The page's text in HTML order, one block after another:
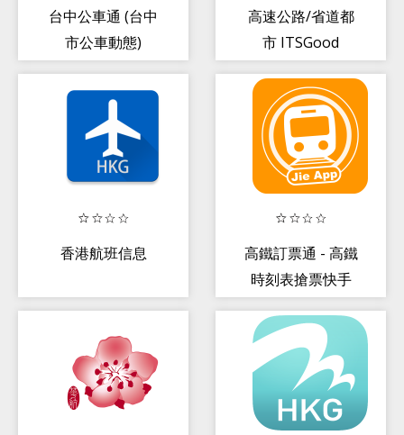
台中公車通 (台中
市公車動態)
高速公路/省道都
市 ITSGood
像
香港航班信息
高鐵訂票通 - 高鐵
時刻表搶票快手